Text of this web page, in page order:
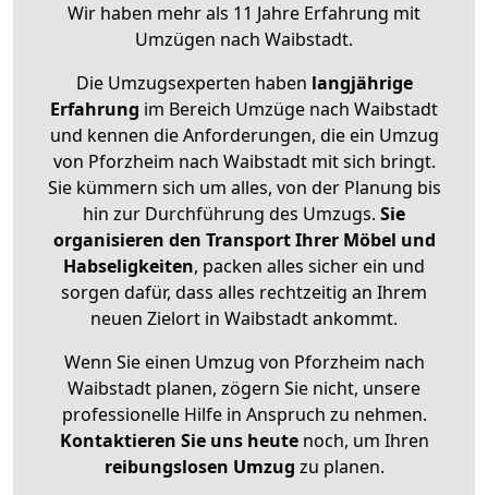
Wir haben mehr als 11 Jahre Erfahrung mit
Umzügen nach Waibstadt.
Die Umzugsexperten haben langjährige
Erfahrung im Bereich Umzüge nach Waibstadt
und kennen die Anforderungen, die ein Umzug
von Pforzheim nach Waibstadt mit sich bringt.
Sie kümmern sich um alles, von der Planung bis
hin zur Durchführung des Umzugs. Sie
organisieren den Transport Ihrer Möbel und
Habseligkeiten, packen alles sicher ein und
sorgen dafür, dass alles rechtzeitig an Ihrem
neuen Zielort in Waibstadt ankommt.
Wenn Sie einen Umzug von Pforzheim nach
Waibstadt planen, zögern Sie nicht, unsere
professionelle Hilfe in Anspruch zu nehmen.
Kontaktieren Sie uns heutenoch, um Ihren
reibungslosen Umzug zu planen.